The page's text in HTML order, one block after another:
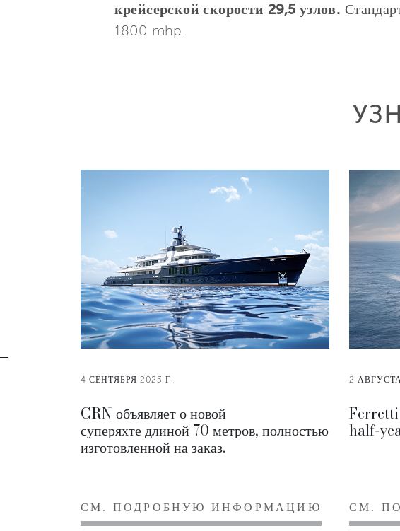
крейсерской скорости 29,5 узлов.
1800 mhp.
4 СЕНТЯБРЯ 2023 Г.
CRN объявляет о новой
суперяхте длиной 70 метров, полностью
изготовленной на заказ.
СМ. ПОДРОБНУЮ ИНФОРМАЦИЮ
2
Ferretti
half-
СМ.